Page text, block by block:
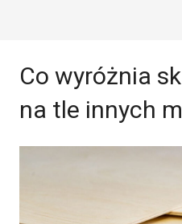
Co wyróżnia
na tle innych